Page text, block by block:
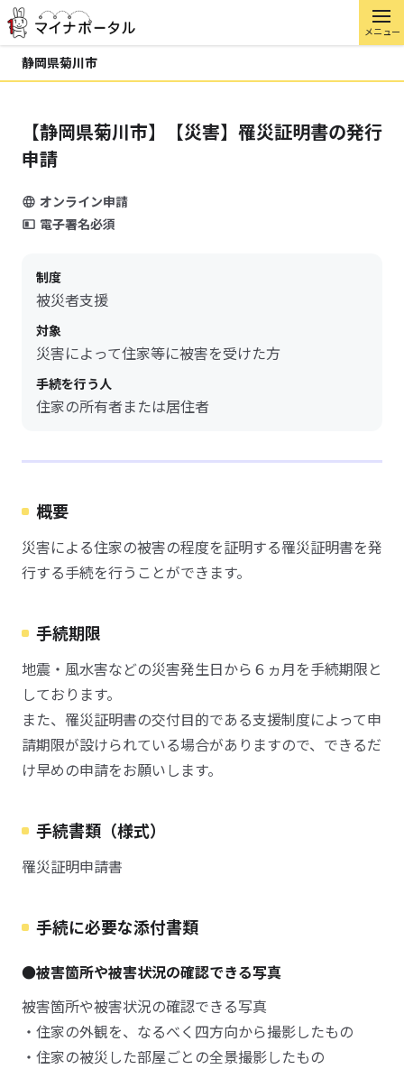
メニュー
静岡県菊川市
【静岡県菊川市】【災害】罹災証明書の発行
申請
オンライン申請
電子署名必須
制度
被災者支援
対象
災害によって住家等に被害を受けた方
手続を行う人
住家の所有者または居住者
概要
災害による住家の被害の程度を証明する罹災証明書を発
行する手続を行うことができます。
手続期限
地震・風水害などの災害発生日から６ヵ月を手続期限と
しております。
また、罹災証明書の交付目的である支援制度によって申
請期限が設けられている場合がありますので、できるだ
け早めの申請をお願いします。
手続書類（様式）
罹災証明申請書
手続に必要な添付書類
●被害箇所や被害状況の確認できる写真
被害箇所や被害状況の確認できる写真
・住家の外観を、なるべく四方向から撮影したもの
・住家の被災した部屋ごとの全景撮影したもの